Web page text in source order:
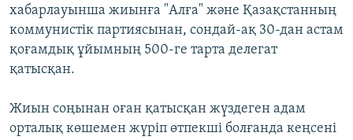
хабарлауынша жиынға "Алға" және Қазақстанның
коммунистік партиясынан, сондай-ақ 30-дан астам
қоғамдық ұйымның 500-ге тарта делегат
қатысқан.
Жиын соңынан оған қатысқан жүздеген адам
орталық көшемен жүріп өтпекші болғанда кеңсені